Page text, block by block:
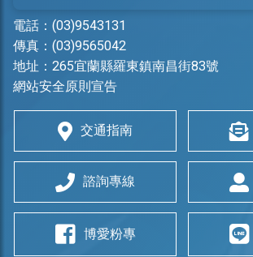
電話： (03)9543131
傳真：(03)9565042
地址： 265宜蘭縣羅東鎮南昌街83號
網站安全原則宣告
交通指南
諮詢專線
博愛粉專